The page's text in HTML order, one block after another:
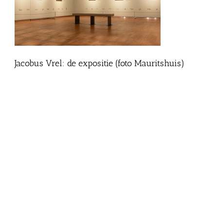
Jacobus Vrel: de expositie (foto Mauritshuis)